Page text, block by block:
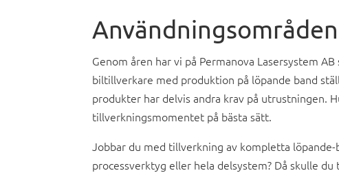
Genom åren har vi på Permanova Lasersystem
biltillverkare med produktion på löpande band
produkter har delvis andra krav på
tillverkningsmomentet på bästa sätt.
Jobbar du med tillverkning av kompletta
processverktyg eller hela delsystem? Då skulle